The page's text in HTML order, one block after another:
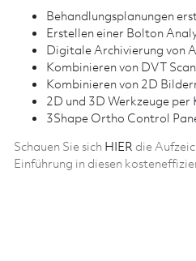
Behandlungsplanungen
Erstellen einer Bolton
Digitale Archivierung von
Kombinieren von DVT
Kombinieren von 2D
2D und 3D Werkzeuge per
3Shape Ortho Control
Schauen Sie sich HIER die
Einführung in diesen